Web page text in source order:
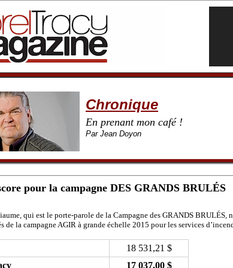
Chronique
En prenant mon café !
Par Jean Doyon
pour la campagne DES GRANDS BRULÉS
qui est le porte-parole de la Campagne des GRANDS BRULÉS,
de la campagne AGIR à grande échelle 2015 pour les services
18 531,21 $
17 037,00 $